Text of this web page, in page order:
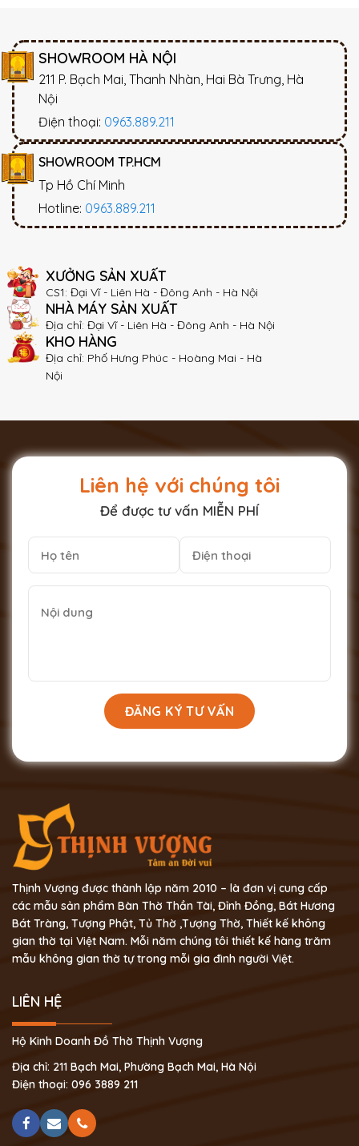
SHOWROOM HÀ NỘI
211 P. Bạch Mai, Thanh Nhàn, Hai Bà Trưng, Hà
Nội
Điện thoại: 0963.889.211
SHOWROOM TP.HCM
Tp Hồ Chí Minh
Hotline: 0963.889.211
XƯỞNG SẢN XUẤT
CS1: Đại Vĩ - Liên Hà - Đông Anh - Hà Nội
NHÀ MÁY SẢN XUẤT
Địa chỉ: Đại Vĩ - Liên Hà - Đông Anh - Hà Nội
KHO HÀNG
Địa chỉ: Phố Hưng Phúc - Hoàng Mai - Hà
Nội
Liên hệ với chúng tôi
Để được tư vấn MIỄN PHÍ
Thịnh Vượng được thành lập năm 2010 – là đơn vị cung cấp
các mẫu sản phẩm Bàn Thờ Thần Tài, Đỉnh Đồng, Bát Hương
Bát Tràng, Tượng Phật, Tủ Thờ ,Tượng Thờ, Thiết kế không
gian thờ tại Việt Nam. Mỗi năm chúng tôi thiết kế hàng trăm
mẫu không gian thờ tự trong mỗi gia đình người Việt.
LIÊN HỆ
Hộ Kinh Doanh Đồ Thờ Thịnh Vượng
Địa chỉ: 211 Bạch Mai, Phường Bạch Mai, Hà Nội
Điện thoại: 096 3889 211